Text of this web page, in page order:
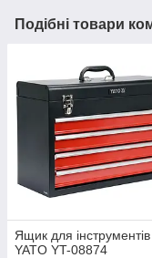
Подібні товари
Ящик для інструментів
YATO YT-08874